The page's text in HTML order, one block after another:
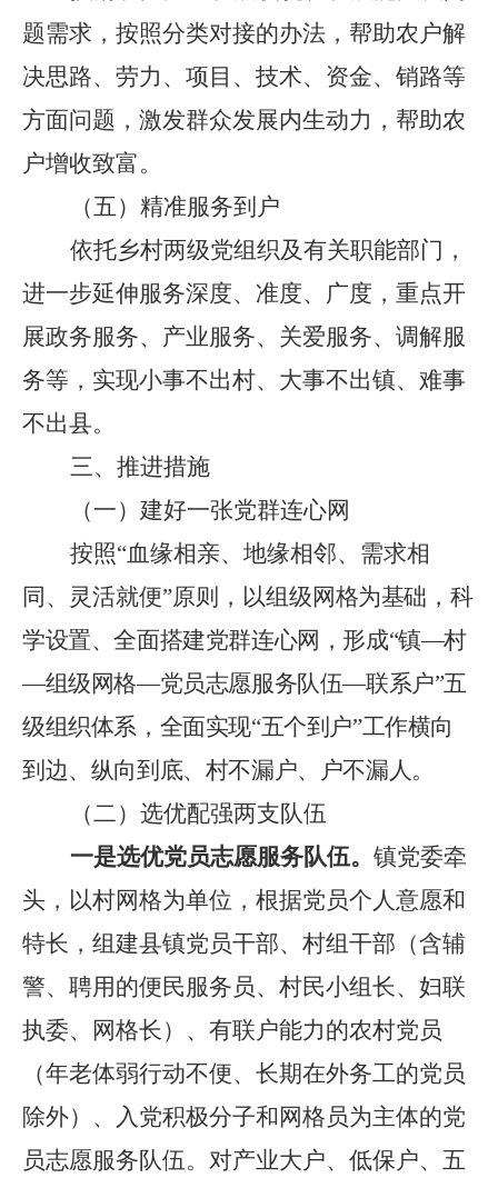
题需求，按照分类对接的办法，帮助农户解
决思路、劳力、项目、技术、资金、销路等
方面问题，激发群众发展内生动力，帮助农
户增收致富。
（五） 精准服务到户
依托乡村两级党组织及有关职能部门，
进一步延伸服务深度、准度、广度，重点开
展政务服务、产业服务、关爱服务、调解服
务等，实现小事不出村、大事不出镇、难事
不出县。
三、推进措施
（一） 建好一张党群连心网
按照“血缘相亲、地缘相邻、需求相
同、灵活就便”原则，以组级网格为基础，科
学设置、全面搭建党群连心网，形成“镇—村
—组级网格—党员志愿服务队伍—联系户”五
级组织体系，全面实现“五个到户”工作横向
到边、纵向到底、村不漏户、户不漏人。
（二） 选优配强两支队伍
一是选优党员志愿服务队伍。 镇党委牵
头，以村网格为单位，根据党员个人意愿和
特长，组建县镇党员干部、村组干部（含辅
警、聘用的便民服务员、村民小组长、妇联
执委、网格长）、有联户能力的农村党员
（年老体弱行动不便、长期在外务工的党员
除外）、入党积极分子和网格员为主体的党
员志愿服务队伍。对产业大户、低保户、五